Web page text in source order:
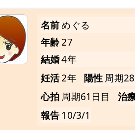
名前めぐる
年齢27
結婚4年
妊活2年 陽性 周期
心拍 周期61日目 治
報告 10/3/1